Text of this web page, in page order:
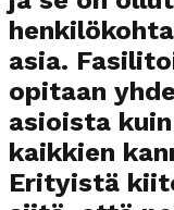
asia.
opitaan
asioista
kaikkien
Erityistä